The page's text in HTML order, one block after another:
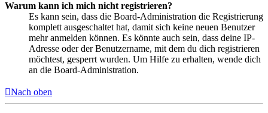
Warum kann ich mich nicht registrieren?
Es kann sein, dass die Board-Administration die Registrierung
komplett ausgeschaltet hat, damit sich keine neuen Benutzer
mehr anmelden können. Es könnte auch sein, dass deine IP-
Adresse oder der Benutzername, mit dem du dich registrieren
möchtest, gesperrt wurden. Um Hilfe zu erhalten, wende dich
an die Board-Administration.
Nach oben